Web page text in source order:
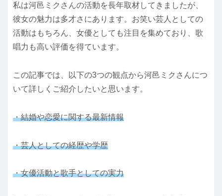
私は河邑ミクさんの活動を長年取材してきましたが、
彼女の魅力は多才さにあります。お笑い芸人としての
活動はもちろん、女優としても注目を集めており、歌
唱力も高い評価を得ています。
この記事では、以下の3つの観点から河邑ミクさんにつ
いて詳しくご紹介したいと思います。
・結婚や恋愛に関する最新情報
・芸人としての経歴や学歴
・女優活動と歌手としての実力